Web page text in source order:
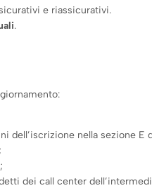
e riassicurativi.
.
dell’iscrizione nella sezione E
dei call center